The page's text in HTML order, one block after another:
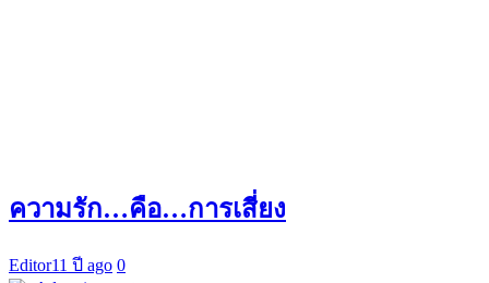
ความรัก…คือ…การเสี่ยง
Editor11 ปี ago 0